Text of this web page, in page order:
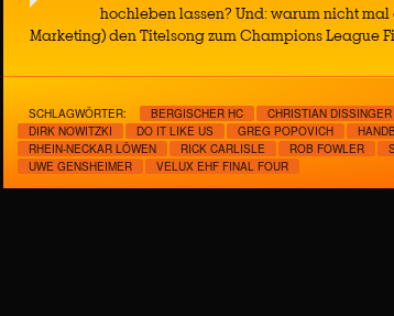
hochleben lassen? Und: warum nicht
Marketing) den Titelsong zum Champions League
SCHLAGWÖRTER: BERGISCHER HC CHRISTIAN DISSINGER
DIRK NOWITZKI
DO IT LIKE US GREG POPOVICH
RHEIN-NECKAR LÖWEN
RICK CARLISLE ROB FOWLER
UWE GENSHEIMER
VELUX EHF FINAL FOUR